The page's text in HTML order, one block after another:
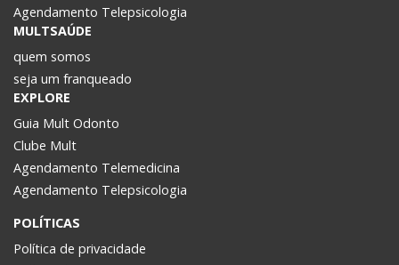
Agendamento Telepsicologia
MULTSAÚDE
quem somos
seja um franqueado
EXPLORE
Guia Mult Odonto
Clube Mult
Agendamento Telemedicina
Agendamento Telepsicologia
POLÍTICAS
Política de privacidade